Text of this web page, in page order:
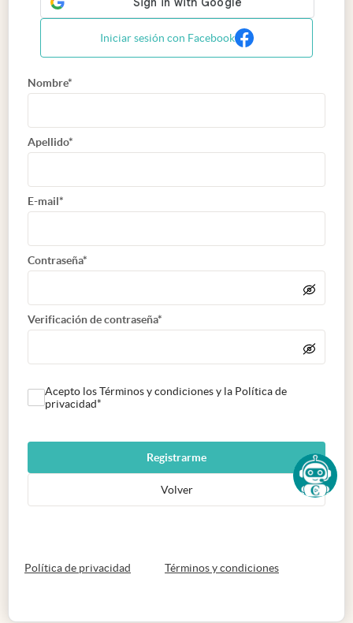
Iniciar sesión con Facebook
Nombre*
Apellido*
E-mail*
Contraseña*
Verificación de contraseña*
Acepto los Términos y condiciones y la Política de
privacidad*
Registrarme
Volver
Política de privacidad abre en nueva pestaña
Términos y condicionesabre en nueva